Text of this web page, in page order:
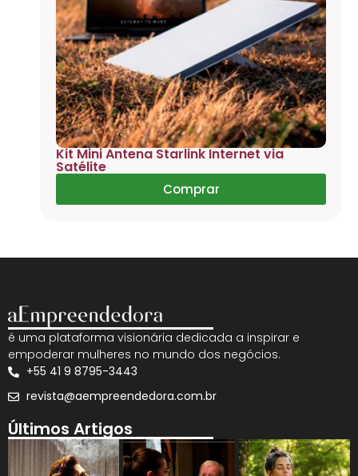
Kit Mini Antena Starlink Internet via
Satélite
Comprar
é uma plataforma visionária dedicada a inspirar e
empoderar mulheres no mundo dos negócios.
+55 41 9 8795-3443
revista@aempreendedora.com.br
Últimos Artigos